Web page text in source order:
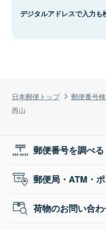
日本郵便トップ 郵便番号
西山
デジタルアドレスで入力も
郵便番号を調べる
郵便局・ATM・
荷物のお問い合